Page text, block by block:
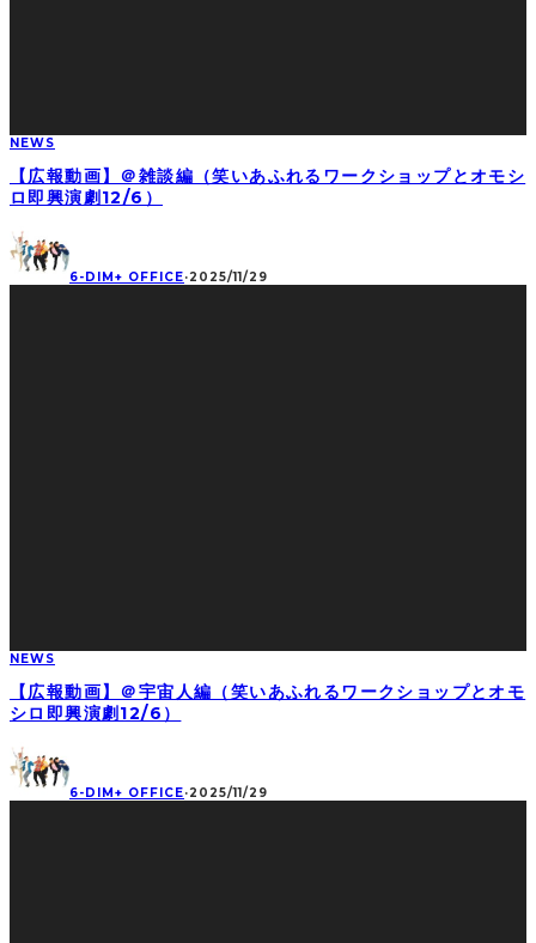
NEWS
【広報動画】＠雑談編（笑いあふれるワークショップとオモシ
ロ即興演劇12/6）
6-DIM+ OFFICE·2025/11/29
NEWS
【広報動画】＠宇宙人編（笑いあふれるワークショップとオモ
シロ即興演劇12/6）
6-DIM+ OFFICE·2025/11/29